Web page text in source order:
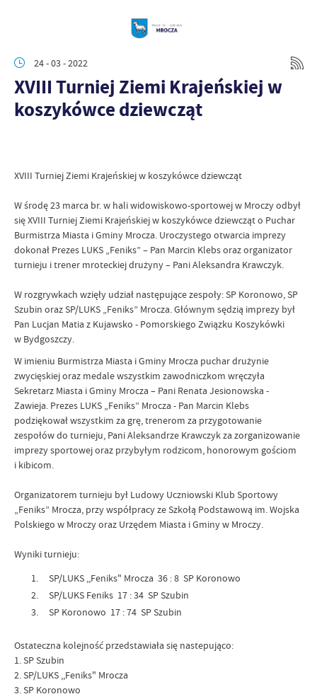
24 - 03 - 2022
XVIII Turniej Ziemi Krajeńskiej w
koszykówce dziewcząt
XVIII Turniej Ziemi Krajeńskiej w koszykówce dziewcząt
W środę 23 marca br. w hali widowiskowo-sportowej w Mroczy odbył
się XVIII Turniej Ziemi Krajeńskiej w koszykówce dziewcząt o Puchar
Burmistrza Miasta i Gminy Mrocza. Uroczystego otwarcia imprezy
dokonał Prezes LUKS „Feniks” – Pan Marcin Klebs oraz organizator
turnieju i trener mroteckiej drużyny – Pani Aleksandra Krawczyk.
W rozgrywkach wzięły udział następujące zespoły: SP Koronowo, SP
Szubin oraz SP/LUKS „Feniks” Mrocza. Głównym sędzią imprezy był
Pan Lucjan Matia z Kujawsko - Pomorskiego Związku Koszykówki
w Bydgoszczy.
W imieniu Burmistrza Miasta i Gminy Mrocza puchar drużynie
zwycięskiej oraz medale wszystkim zawodniczkom wręczyła
Sekretarz Miasta i Gminy Mrocza – Pani Renata Jesionowska -
Zawieja. Prezes LUKS „Feniks” Mrocza - Pan Marcin Klebs
podziękował wszystkim za grę, trenerom za przygotowanie
zespołów do turnieju, Pani Aleksandrze Krawczyk za zorganizowanie
imprezy sportowej oraz przybyłym rodzicom, honorowym gościom
i kibicom.
Organizatorem turnieju był Ludowy Uczniowski Klub Sportowy
„Feniks” Mrocza, przy współpracy ze Szkołą Podstawową im. Wojska
Polskiego w Mroczy oraz Urzędem Miasta i Gminy w Mroczy.
Wyniki turnieju:
SP/LUKS ,,Feniks" Mrocza 36 : 8 SP Koronowo
SP/LUKS Feniks 17 : 34 SP Szubin
SP Koronowo 17 : 74 SP Szubin
Ostateczna kolejność przedstawiała się nastepująco:
1. SP Szubin
2. SP/LUKS ,,Feniks" Mrocza
3. SP Koronowo